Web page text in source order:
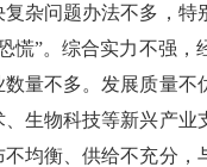
杂问题办法不多，
慌”。综合实力不强
量不多。发展质量
生物科技等新兴产
均衡、供给不充分